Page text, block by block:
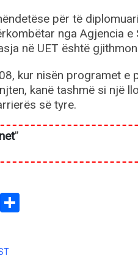
për të
nga Agjencia e
në UET është
kur nisën programet e
kanë tashmë si një
së tyre.
”
Email